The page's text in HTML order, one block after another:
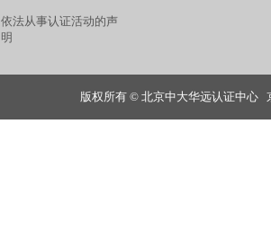
依法从事认证活动的声
明
版权所有 © 北京中大华远认证中心